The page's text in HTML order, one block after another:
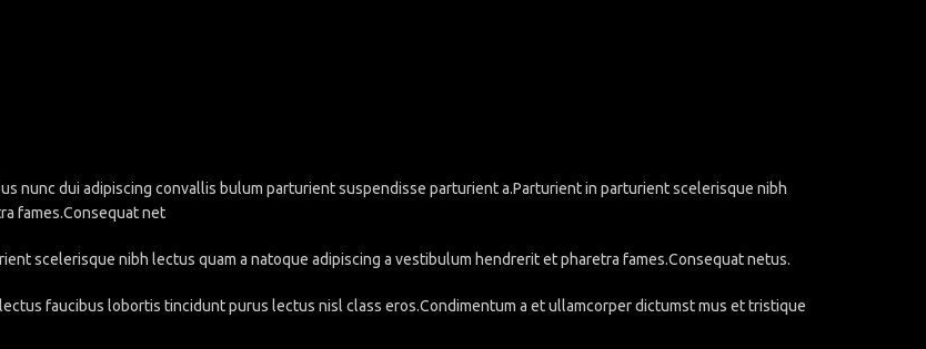
nunc dui adipiscing convallis bulum parturient suspendisse parturient a.Parturient in parturient scelerisque nibh
fames.Consequat net
scelerisque nibh lectus quam a natoque adipiscing a vestibulum hendrerit et pharetra fames.Consequat netus.
faucibus lobortis tincidunt purus lectus nisl class eros.Condimentum a et ullamcorper dictumst mus et tristique